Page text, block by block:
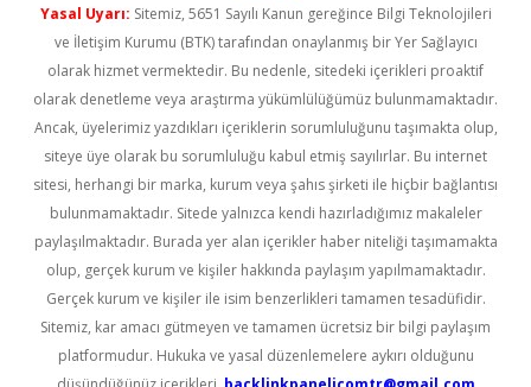
Yasal Uyarı: Sitemiz, 5651 Sayılı Kanun gereğince Bilgi Teknolojileri
ve İletişim Kurumu (BTK) tarafından onaylanmış bir Yer Sağlayıcı
olarak hizmet vermektedir. Bu nedenle, sitedeki içerikleri proaktif
olarak denetleme veya araştırma yükümlülüğümüz bulunmamaktadır.
Ancak, üyelerimiz yazdıkları içeriklerin sorumluluğunu taşımakta olup,
siteye üye olarak bu sorumluluğu kabul etmiş sayılırlar. Bu internet
sitesi, herhangi bir marka, kurum veya şahıs şirketi ile hiçbir bağlantısı
bulunmamaktadır. Sitede yalnızca kendi hazırladığımız makaleler
paylaşılmaktadır. Burada yer alan içerikler haber niteliği taşımamakta
olup, gerçek kurum ve kişiler hakkında paylaşım yapılmamaktadır.
Gerçek kurum ve kişiler ile isim benzerlikleri tamamen tesadüfidir.
Sitemiz, kar amacı gütmeyen ve tamamen ücretsiz bir bilgi paylaşım
platformudur. Hukuka ve yasal düzenlemelere aykırı olduğunu